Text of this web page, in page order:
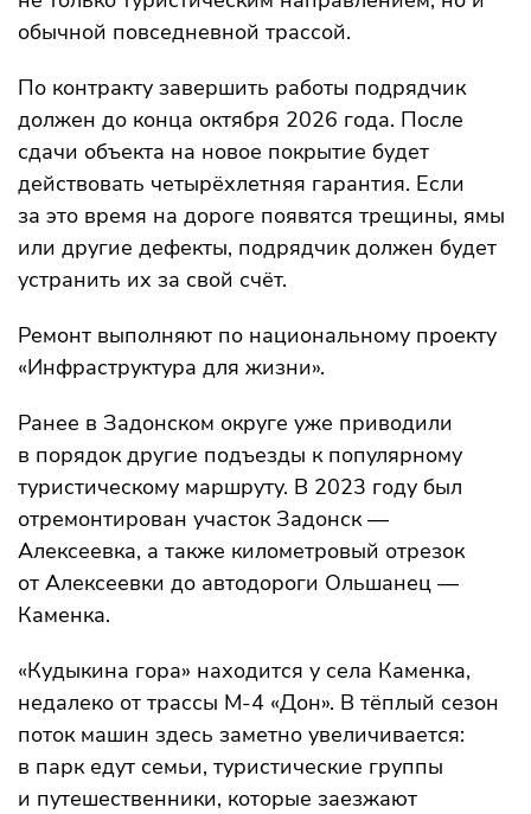
обычной повседневной трассой.
По контракту завершить работы подрядчик
должен до конца октября 2026 года. После
сдачи объекта на новое покрытие будет
действовать четырёхлетняя гарантия. Если
за это время на дороге появятся трещины, ямы
или другие дефекты, подрядчик должен будет
устранить их за свой счёт.
Ремонт выполняют по национальному проекту
«Инфраструктура для жизни».
Ранее в Задонском округе уже приводили
в порядок другие подъезды к популярному
туристическому маршруту. В 2023 году был
отремонтирован участок Задонск —
Алексеевка, а также километровый отрезок
от Алексеевки до автодороги Ольшанец —
Каменка.
«Кудыкина гора» находится у села Каменка,
недалеко от трассы М-4 «Дон». В тёплый сезон
поток машин здесь заметно увеличивается:
в парк едут семьи, туристические группы
и путешественники, которые заезжают